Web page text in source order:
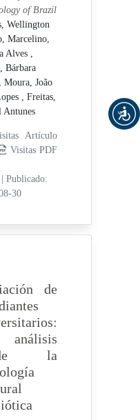
of Brazil
Wellington
Marcelino,
Alves ,
Bárbara
Moura, João
, Freitas,
Antunes
Artículo
Visitas PDF
Publicado:
30
de
la